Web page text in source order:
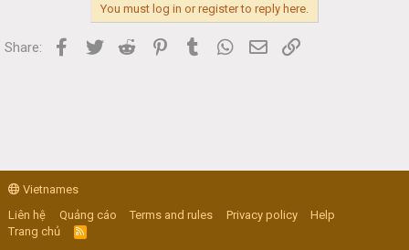
You must log in or register to reply here.
Share: Facebook
Twitter Reddit PinterestTumblr WhatsApp
Email
Vietnames
Liên hệ
Quảng cáo Terms and rules Privacy policy
Help
Trang chủ
R
S